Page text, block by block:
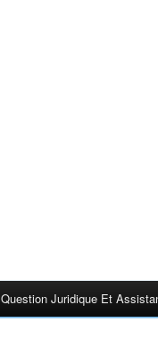
Question Juridique Et